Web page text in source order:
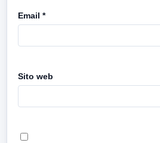
Email *
Sito web